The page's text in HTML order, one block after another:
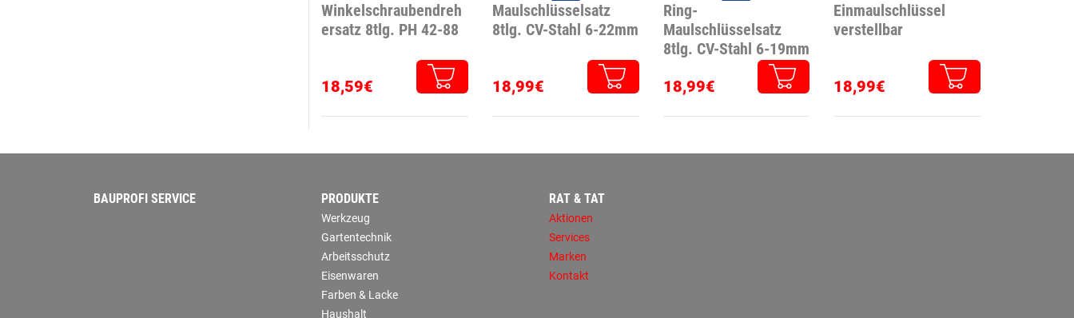
Winkelschraubendreh
ersatz 8tlg. PH 42-88
18,59€
Maulschlüsselsatz
8tlg. CV-Stahl 6-22mm
18,99€
Ring-
Maulschlüsselsatz
8tlg. CV-Stahl 6-19mm
18,99€
Einmaulschlüssel
verstellbar
18,99€
BAUPROFI SERVICE PRODUKTE
Werkzeug
Gartentechnik
Arbeitsschutz
Eisenwaren
Farben & Lacke
Haushalt
RAT & TAT
Aktionen
Services
Marken
Kontakt